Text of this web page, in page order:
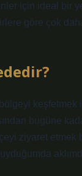
için ideal bir
göre çok
bugüne
ziyaret